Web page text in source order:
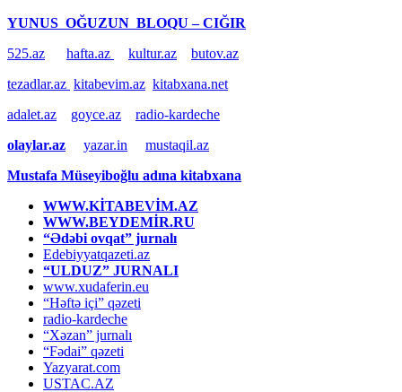
YUNUS OĞUZUN BLOQU – CIĞIR
525.az
hafta.az kultur.az
butov.az
tezadlar.az kitabevim.az kitabxana.net
adalet.az
goyce.az
radio-kardeche
olaylar.az
yazar.in
mustaqil.az
Mustafa Müseyiboğlu adına kitabxana
WWW.KİTABEVİM.AZ
WWW.BEYDEMİR.RU
“Ədəbi ovqat” jurnalı
Edebiyyatqazeti.az
“ULDUZ” JURNALI
www.xudaferin.eu
“Həftə içi” qəzeti
radio-kardeche
“Xəzan” jurnalı
“Fədai” qəzeti
Yazyarat.com
USTAC.AZ